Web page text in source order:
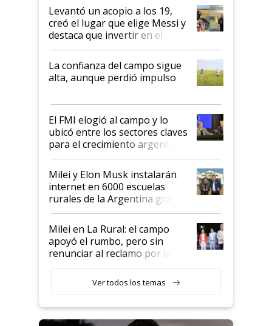
Levantó un acopio a los 19,
creó el lugar que elige Messi y
destaca que invertir en el
kirchnerismo era como "darle
plata a un hijo para droga":
Juan Félix Rossetti, el libertario
que de una dura crisis salió
de Milei
La confianza del campo sigue
alta, aunque perdió impulso
El FMI elogió al campo y lo
ubicó entre los sectores claves
para el crecimiento argentino
Milei y Elon Musk instalarán
internet en 6000 escuelas
rurales de la Argentina gracias
a un acuerdo con Starlink
Milei en La Rural: el campo
apoyó el rumbo, pero sin
renunciar al reclamo por las
Ver todos los temas